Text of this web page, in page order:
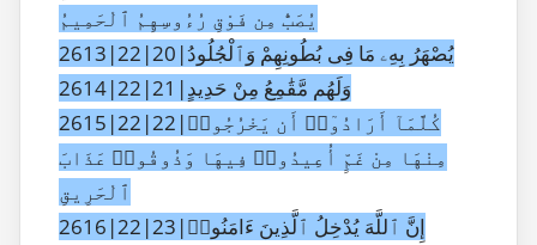
يُصَبُّ مِن فَوْقِ رُءُوسِهِمُ ٱلْحَمِيمُ
2613|22|20|يُصْهَرُ بِهِۦ مَا فِى بُطُونِهِمْ وَٱلْجُلُودُ
2614|22|21|وَلَهُم مَّقَٰمِعُ مِنْ حَدِيدٍ
2615|22|22|كُلَّمَآ أَرَادُوٓا۟ أَن يَخْرُجُوا۟
مِنْهَا مِنْ غَمٍّ أُعِيدُوا۟ فِيهَا وَذُوقُوا۟ عَذَابَ
ٱلْحَرِيقِ
2616|22|23|إِنَّ ٱللَّهَ يُدْخِلُ ٱلَّذِينَ ءَامَنُوا۟